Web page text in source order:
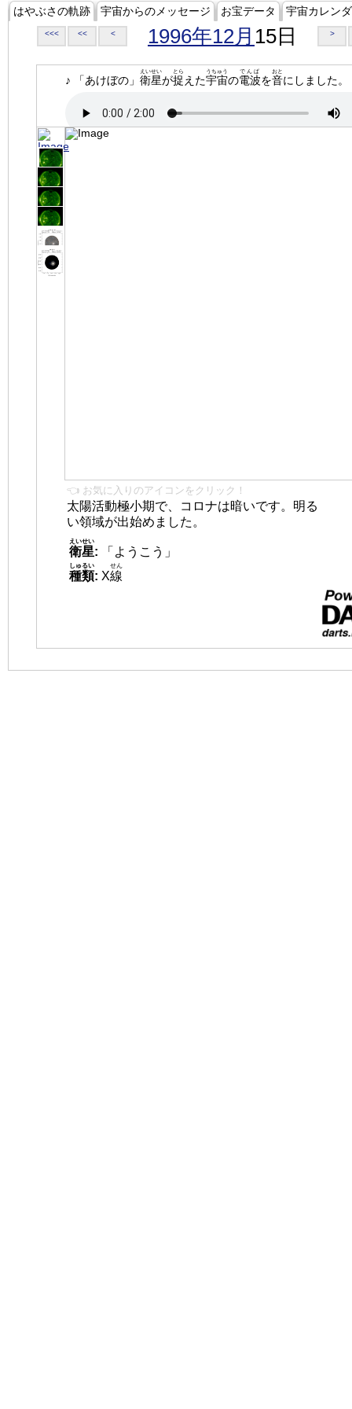
はやぶさの軌跡 宇宙からのメッセージ お宝データ 宇宙カレン
<<< << < 1996年12月 15日 >
♪ 「あけぼの」 衛星
えいせい
が捉
とら
えた宇宙
うちゅう
の電波
でんぱ
を音
おと
にしました。
👈 お気に入りのアイコンをクリック！
太陽活動極小期で、コロナは暗いです。明る
い領域が出始めました。
衛星
えいせい
:
「ようこう」
種類
しゅるい
: X線
せん